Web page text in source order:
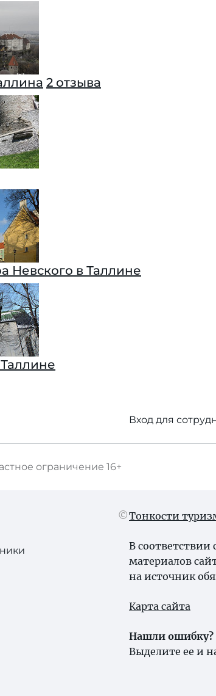
2 отзыва
Невского в Таллине
Вход для
ограничение 16+
Тонкости
В соответствии
материалов
на источник
Карта сайта
Нашли ошибку?
Выделите ее и